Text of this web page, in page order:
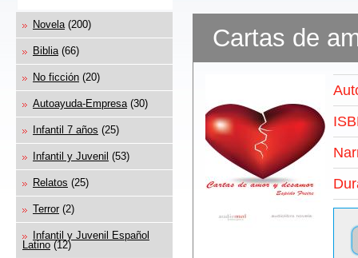
Novela (200)
Biblia (66)
No ficción (20)
Autoayuda-Empresa (30)
Infantil 7 años (25)
Infantil y Juvenil (53)
Relatos (25)
Terror (2)
Infantil y Juvenil Español
Latino(12)
Cartas de